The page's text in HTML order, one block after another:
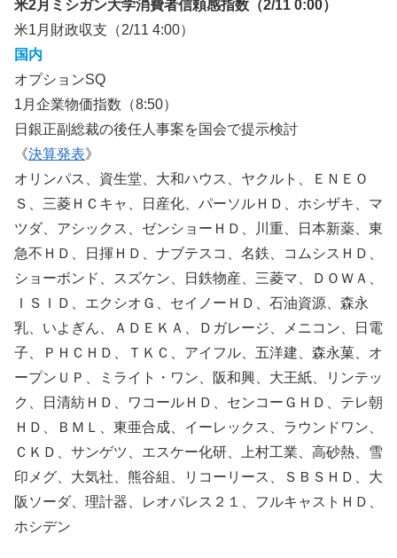
米2月ミシガン大学消費者信頼感指数（2/11 0:00）
米1月財政収支（2/11 4:00）
国内
オプションSQ
1月企業物価指数（8:50）
日銀正副総裁の後任人事案を国会で提示検討
《決算発表》
オリンパス、資生堂、大和ハウス、ヤクルト、ＥＮＥＯ
Ｓ、三菱ＨＣキャ、日産化、パーソルＨＤ、ホシザキ、マ
ツダ、アシックス、ゼンショーＨＤ、川重、日本新薬、東
急不ＨＤ、日揮ＨＤ、ナブテスコ、名鉄、コムシスＨＤ、
ショーボンド、スズケン、日鉄物産、三菱マ、ＤＯＷＡ、
ＩＳＩＤ、エクシオＧ、セイノーＨＤ、石油資源、森永
乳、いよぎん、ＡＤＥＫＡ、Ｄガレージ、メニコン、日電
子、ＰＨＣＨＤ、ＴＫＣ、アイフル、五洋建、森永菓、オ
ープンＵＰ、ミライト・ワン、阪和興、大王紙、リンテッ
ク、日清紡ＨＤ、ワコールＨＤ、センコーＧＨＤ、テレ朝
ＨＤ、ＢＭＬ、東亜合成、イーレックス、ラウンドワン、
ＣＫＤ、サンゲツ、エスケー化研、上村工業、高砂熱、雪
印メグ、大気社、熊谷組、リコーリース、ＳＢＳＨＤ、大
阪ソーダ、理計器、レオパレス２１、フルキャストＨＤ、
ホシデン